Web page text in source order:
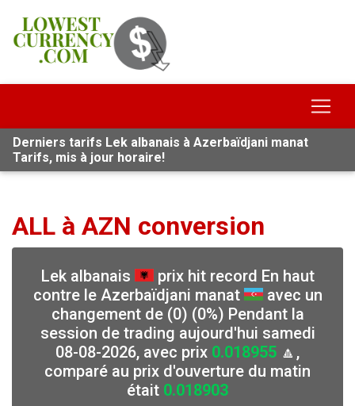
Derniers tarifs Lek albanais à Azerbaïdjani manat
Tarifs, mis à jour horaire!
ALL à AZN conversion
Lek albanais
prix hit record En haut
contre le Azerbaïdjani manat
avec un
changement de (0) (0%) Pendant la
session de trading aujourd'hui samedi
08-08-2026, avec prix 0.018955 🔼,
comparé au prix d'ouverture du matin
était 0.018903